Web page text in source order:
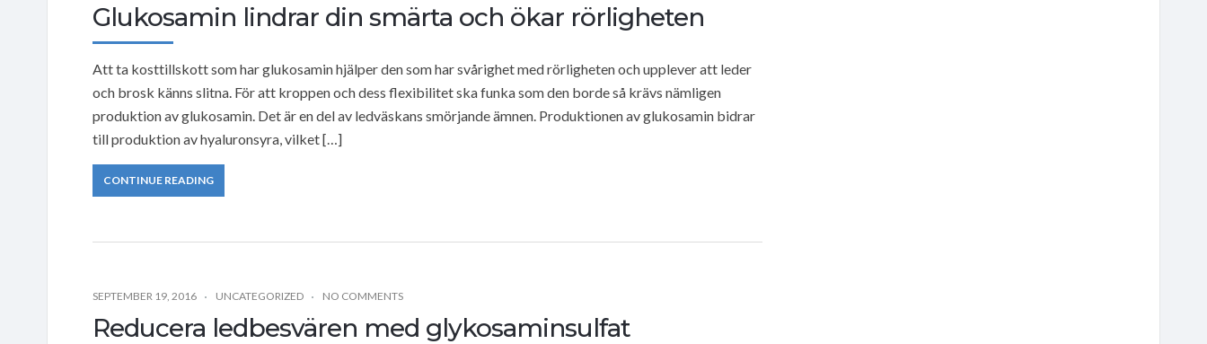
Glukosamin lindrar din smärta och ökar rörligheten
Att ta kosttillskott som har glukosamin hjälper den som har svårighet med rörligheten och upplever att leder
och brosk känns slitna. För att kroppen och dess flexibilitet ska funka som den borde så krävs nämligen
produktion av glukosamin. Det är en del av ledväskans smörjande ämnen. Produktionen av glukosamin bidrar
till produktion av hyaluronsyra, vilket […]
CONTINUE READING
SEPTEMBER 19, 2016 UNCATEGORIZED NO COMMENTS
Reducera ledbesvären med glykosaminsulfat